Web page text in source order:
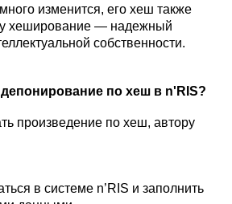
изменится, его хеш также
хеширование — надежный
собственности.
по хеш в n'RIS?
произведение по хеш, автору
в системе n’RIS и заполнить